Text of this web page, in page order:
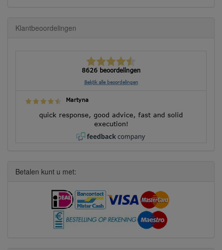
Klantbeoordelingen
8626 beoordelingen
Bekijk alle beoordelingen
Martyna
quick response, good advice, fast and solid
execution!
Betalen kunt u met: